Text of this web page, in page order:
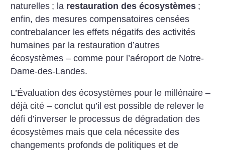
naturelles ; la restauration des écosystèmes ;
enfin, des mesures compensatoires censées
contrebalancer les effets négatifs des activités
humaines par la restauration d’autres
écosystèmes – comme pour l’aéroport de ­Notre-
Dame-des-Landes.
L’Évaluation des écosystèmes pour le millénaire –
déjà cité – conclut qu’il est possible de relever le
défi d’inverser le processus de dégradation des
écosystèmes mais que cela nécessite des
changements profonds de politiques et de